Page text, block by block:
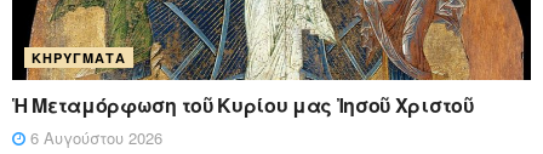
ΚΗΡΎΓΜΑΤΑ
Ἡ Μεταμόρφωση τοῦ Κυρίου μας Ἰησοῦ Χριστοῦ
6 Αυγούστου 2026